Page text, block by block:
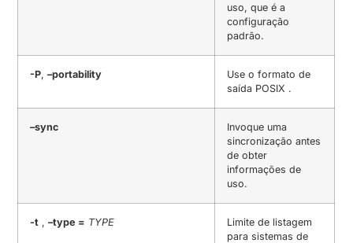
uso, que é a
configuração
padrão.
-P ,–portability
Use o formato de
saída POSIX .
–sync
Invoque uma
sincronização antes
de obter
informações de
uso.
-t ,–type = TYPE
Limite de listagem
para sistemas de